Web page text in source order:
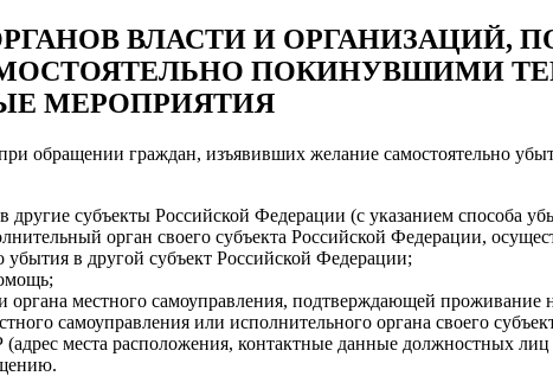
ВЛАСТИ И ОРГАНИЗАЦИЙ,
ПОКИНУВШИМИ
МЕРОПРИЯТИЯ
обращении граждан, изъявивших желание самостоятельно
субъекты Российской Федерации (с указанием способа
орган своего субъекта Российской Федерации,
в другой субъект Российской Федерации;
местного самоуправления, подтверждающей проживание
самоуправления или исполнительного органа своего
места расположения, контактные данные должностных